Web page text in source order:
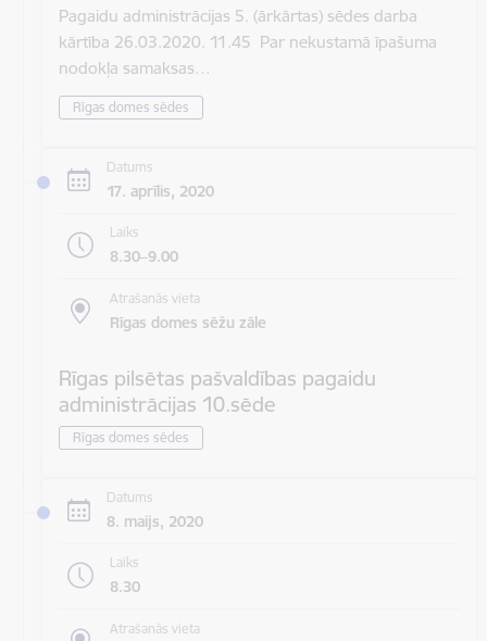
Pagaidu administrācijas 5. (ārkārtas) sēdes darba
kārtība 26.03.2020. 11.45 Par nekustamā īpašuma
nodokļa samaksas…
Rīgas domes sēdes
Datums
17. aprīlis, 2020
Laiks
8.30–9.00
Atrašanās vieta
Rīgas domes sēžu zāle
Rīgas pilsētas pašvaldības pagaidu
administrācijas 10.sēde
Rīgas domes sēdes
Datums
8. maijs, 2020
Laiks
8.30
Atrašanās vieta